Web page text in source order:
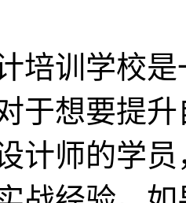
培训学校
于想要提
计师的学